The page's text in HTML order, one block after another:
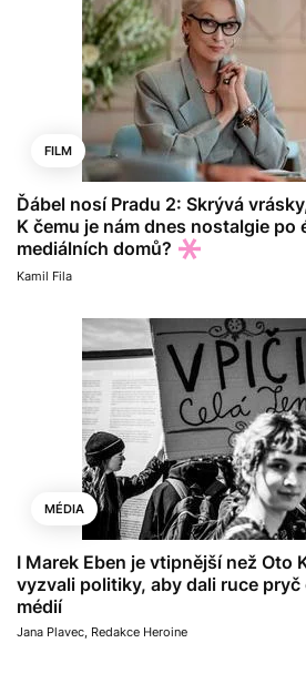
FILM
Ďábel nosí Pradu 2: Skrývá
K čemu je nám dnes nostalgie po
mediálních domů?
Kamil Fila
MÉDIA
I Marek Eben je vtipnější než Oto
vyzvali politiky, aby dali ruce
médií
Jana Plavec Redakce Heroine